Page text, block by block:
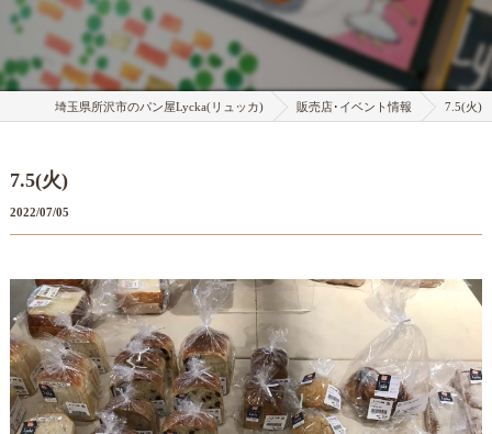
埼玉県所沢市のパン屋Lycka(リュッカ) 販売店･イベント情報 7.5(火)
7.5(火)
2022/07/05